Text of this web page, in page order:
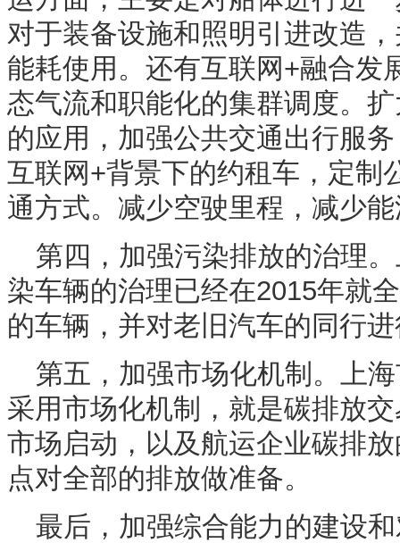
对于装备设施和照明引进改造
能耗使用。还有互联网+融合发
态气流和职能化的集群调度。
的应用，加强公共交通出行服
互联网+背景下的约租车，定制
通方式。减少空驶里程，减少
第四，加强污染排放的治理
染车辆的治理已经在2015年就
的车辆，并对老旧汽车的同行
第五，加强市场化机制。上
采用市场化机制，就是碳排放
市场启动，以及航运企业碳排
点对全部的排放做准备。
最后，加强综合能力的建设